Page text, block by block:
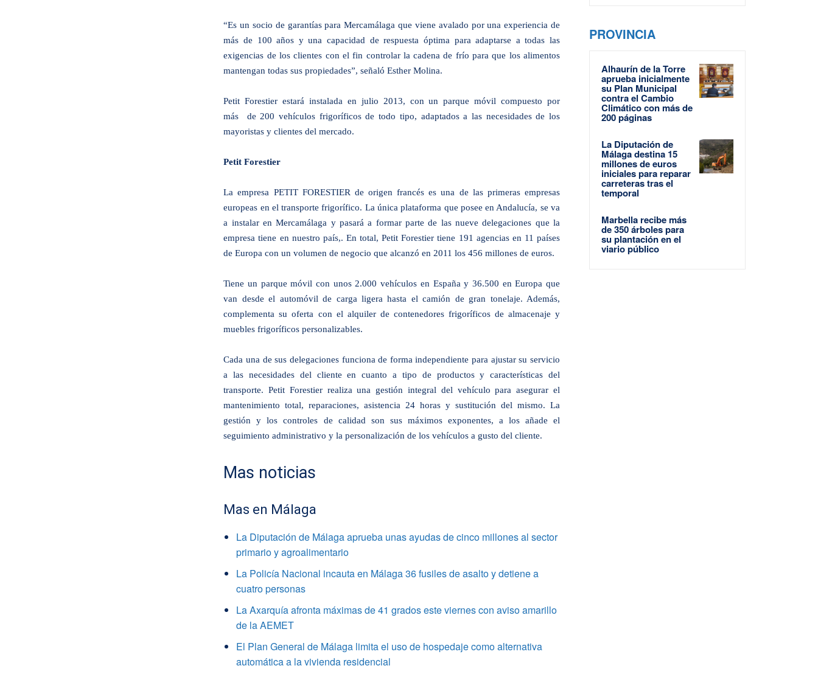
“Es un socio de garantías para Mercamálaga que viene avalado por una experiencia de
más de 100 años y una capacidad de respuesta óptima para adaptarse a todas las
exigencias de los clientes con el fin controlar la cadena de frío para que los alimentos
mantengan todas sus propiedades”, señaló Esther Molina.
Petit Forestier estará instalada en julio 2013, con un parque móvil compuesto por
más
de 200 vehículos frigoríficos de todo tipo, adaptados a las necesidades de los
mayoristas y clientes del mercado.
Petit Forestier
La empresa PETIT FORESTIER de origen francés es una de las primeras empresas
europeas en el transporte frigorífico. La única plataforma que posee en Andalucía, se va
a instalar en Mercamálaga y pasará a formar parte de las nueve delegaciones que la
empresa tiene en nuestro país,. En total, Petit Forestier tiene 191 agencias en 11 países
de Europa con un volumen de negocio que alcanzó en 2011 los 456 millones de euros.
Tiene un parque móvil con unos 2.000 vehículos en España y 36.500 en Europa que
van desde el automóvil de carga ligera hasta el camión de gran tonelaje. Además,
complementa su oferta con el alquiler de contenedores frigoríficos de almacenaje y
muebles frigoríficos personalizables.
Cada una de sus delegaciones funciona de forma independiente para ajustar su servicio
a las necesidades del cliente en cuanto a tipo de productos y características del
transporte. Petit Forestier realiza una gestión integral del vehículo para asegurar el
mantenimiento total, reparaciones, asistencia 24 horas y sustitución del mismo. La
gestión y los controles de calidad son sus máximos exponentes, a los añade el
seguimiento administrativo y la personalización de los vehículos a gusto del cliente.
Mas noticias
Mas en Málaga
La Diputación de Málaga aprueba unas ayudas de cinco millones al sector
primario y agroalimentario
La Policía Nacional incauta en Málaga 36 fusiles de asalto y detiene a
cuatro personas
La Axarquía afronta máximas de 41 grados este viernes con aviso amarillo
de la AEMET
El Plan General de Málaga limita el uso de hospedaje como alternativa
automática a la vivienda residencial
PROVINCIA
Alhaurín de la Torre
aprueba inicialmente
su Plan Municipal
contra el Cambio
Climático con más de
200 páginas
La Diputación de
Málaga destina 15
millones de euros
iniciales para reparar
carreteras tras el
temporal
Marbella recibe más
de 350 árboles para
su plantación en el
viario público